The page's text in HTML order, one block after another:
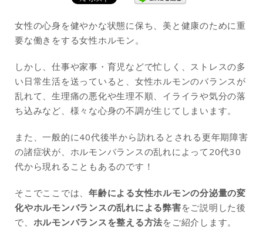
女性の心身を健やかな状態に保ち、美と健康のために重
要な働きをする女性ホルモン。
しかし、仕事や家事・育児などで忙しく、ストレスの多
い日常生活を送っていると、女性ホルモンのバランスが
乱れて、生理痛の悪化や生理不順、イライラや気分の落
ち込みなど、様々な心身の不調が生じてしまいます。
また、一般的に40代後半から訪れるとされる更年期障害
の諸症状が、ホルモンバランスの乱れによって20代30
代から現れることもあるのです！
そこでここでは、 年齢による女性ホルモンの分泌量の変
化やホルモンバランスの乱れによる弊害をご説明した後
で、 ホルモンバランスを整える方法をご紹介します。